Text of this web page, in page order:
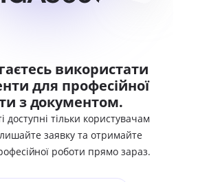
використати
для професійної
з документом.
доступні тільки користувачам
заявку та отримайте
роботи прямо зараз.